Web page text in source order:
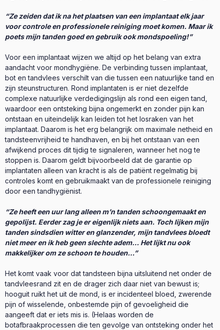
“Ze zeiden dat ik na het plaatsen van een implantaat elk jaar
voor controle en professionele reiniging moet komen. Maar ik
poets mijn tanden goed en gebruik ook mondspoeling!”
Voor een implantaat wijzen we altijd op het belang van extra
aandacht voor mondhygiëne. De verbinding tussen implantaat,
bot en tandvlees verschilt van die tussen een natuurlijke tand en
zijn steunstructuren. Rond implantaten is er niet dezelfde
complexe natuurlijke verdedigingslijn als rond een eigen tand,
waardoor een ontsteking bijna ongemerkt en zonder pijn kan
ontstaan en uiteindelijk kan leiden tot het losraken van het
implantaat. Daarom is het erg belangrijk om maximale netheid en
tandsteenvrijheid te handhaven, en bij het ontstaan van een
afwijkend proces dit tijdig te signaleren, wanneer het nog te
stoppen is. Daarom geldt bijvoorbeeld dat de garantie op
implantaten alleen van kracht is als de patiënt regelmatig bij
controles komt en gebruikmaakt van de professionele reiniging
door een tandhygiënist.
“Ze heeft een uur lang alleen m’n tanden schoongemaakt en
gepolijst. Eerder zag je er eigenlijk niets aan. Toch lijken mijn
tanden sindsdien witter en glanzender, mijn tandvlees bloedt
niet meer en ik heb geen slechte adem… Het lijkt nu ook
makkelijker om ze schoon te houden…”
Het komt vaak voor dat tandsteen bijna uitsluitend net onder de
tandvleesrand zit en de drager zich daar niet van bewust is;
hooguit ruikt het uit de mond, is er incidenteel bloed, zwerende
pijn of wisselende, onbestemde pijn of gevoeligheid die
aangeeft dat er iets mis is. (Helaas worden de
botafbraakprocessen die ten gevolge van ontsteking onder het